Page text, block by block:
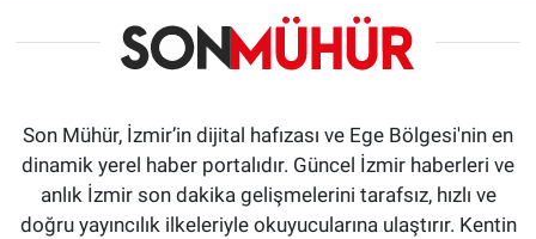
Son Mühür, İzmir’in dijital hafızası ve Ege Bölgesi'nin en
dinamik yerel haber portalıdır. Güncel İzmir haberleri ve
anlık İzmir son dakika gelişmelerini tarafsız, hızlı ve
doğru yayıncılık ilkeleriyle okuyucularına ulaştırır. Kentin